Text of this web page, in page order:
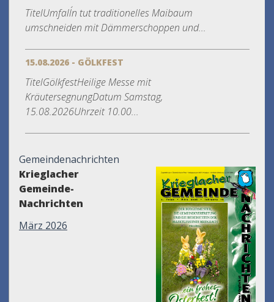
TitelUmfall´n tut traditionelles Maibaum
umschneiden mit Dämmerschoppen und...
15.08.2026 - GÖLKFEST
TitelGölkfestHeilige Messe mit
KräutersegnungDatum Samstag,
15.08.2026Uhrzeit 10.00...
Gemeindenachrichten
Krieglacher
Gemeinde-
Nachrichten
März 2026